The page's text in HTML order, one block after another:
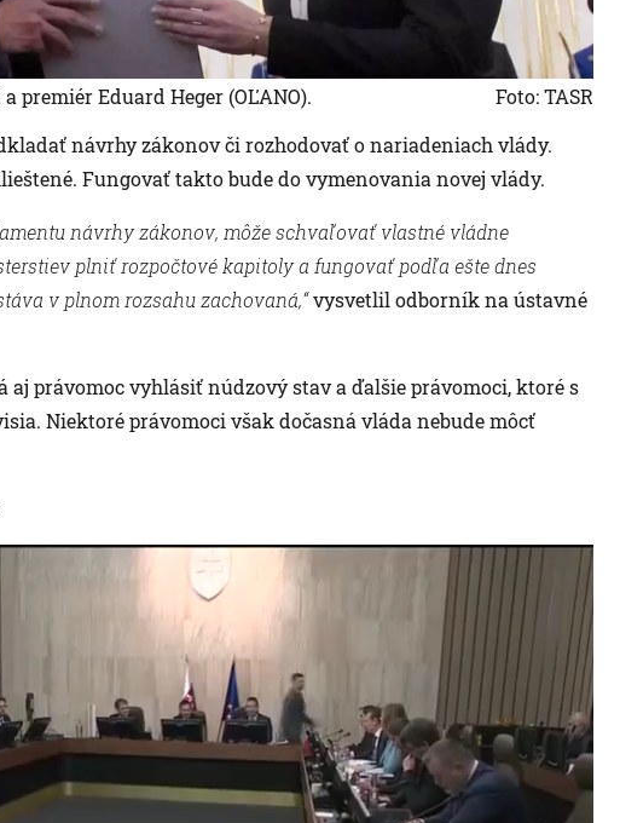
premiér Eduard Heger (OĽANO).
Foto: TASR
návrhy zákonov či rozhodovať o nariadeniach vlády.
Fungovať takto bude do vymenovania novej vlády.
návrhy zákonov, môže schvaľovať vlastné vládne
plniť rozpočtové kapitoly a fungovať podľa ešte dnes
v plnom rozsahu zachovaná,“vysvetlil odborník na ústavné
aj právomoc vyhlásiť núdzový stav a ďalšie právomoci, ktoré s
Niektoré právomoci však dočasná vláda nebude môcť